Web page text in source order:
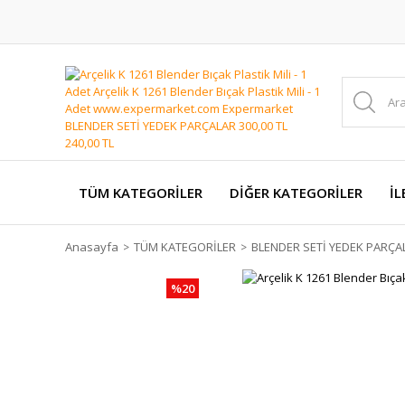
TÜM KATEGORİLER DİĞER KATEGORİLER
Anasayfa TÜM KATEGORİLER BLENDER SETİ YEDEK
%20